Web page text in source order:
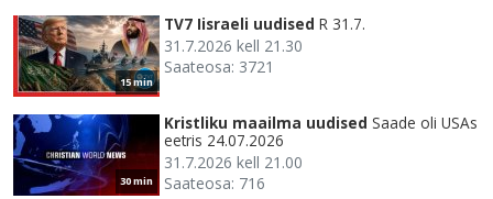
15 min
TV7 Iisraeli uudised R 31.7.
31.7.2026 kell 21.30
Saateosa: 3721
30 min
Kristliku maailma uudised Saade oli USAs
eetris 24.07.2026
31.7.2026 kell 21.00
Saateosa: 716